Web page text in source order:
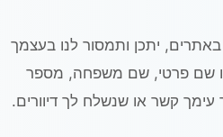
יתכן ותמסור לנו בעצמך
שם פרטי, שם משפחה, מספר
עימך קשר או שנשלח לך דיוורים.